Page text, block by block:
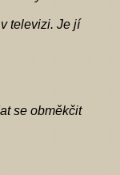
televizi. Je jí
se obměkčit